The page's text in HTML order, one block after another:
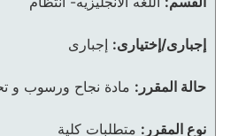
إجبارى/إختيارى: إجبارى
حالة المقرر: مادة نجاح ورسوب و
نوع المقرر: متطلبات كلية